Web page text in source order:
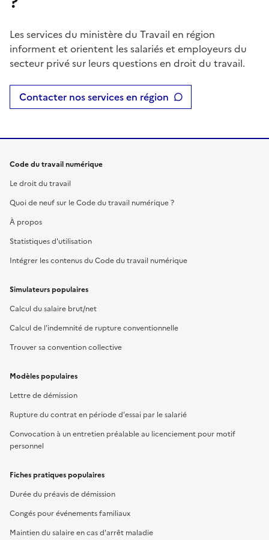
Les services du ministère du Travail en région
informent et orientent les salariés et employeurs du
secteur privé sur leurs questions en droit du travail.
Contacter nos services en région
Code du travail numérique
Le droit du travail
Quoi de neuf sur le Code du travail numérique ?
À propos
Statistiques d'utilisation
Intégrer les contenus du Code du travail numérique
Simulateurs populaires
Calcul du salaire brut/net
Calcul de l'indemnité de rupture conventionnelle
Trouver sa convention collective
Modèles populaires
Lettre de démission
Rupture du contrat en période d'essai par le salarié
Convocation à un entretien préalable au licenciement pour motif
personnel
Fiches pratiques populaires
Durée du préavis de démission
Congés pour événements familiaux
Maintien du salaire en cas d'arrêt maladie